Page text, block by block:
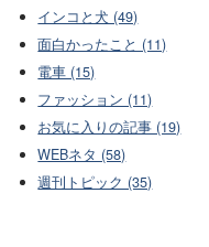
インコと犬 (49)
面白かったこと (11)
電車 (15)
ファッション (11)
お気に入りの記事 (19)
WEBネタ (58)
週刊トピック (35)